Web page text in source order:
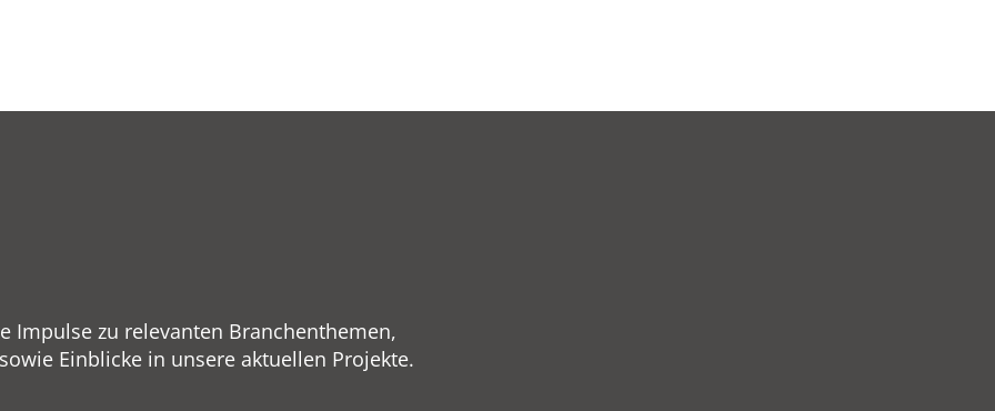
Impulse zu relevanten Branchenthemen,
Einblicke in unsere aktuellen Projekte.